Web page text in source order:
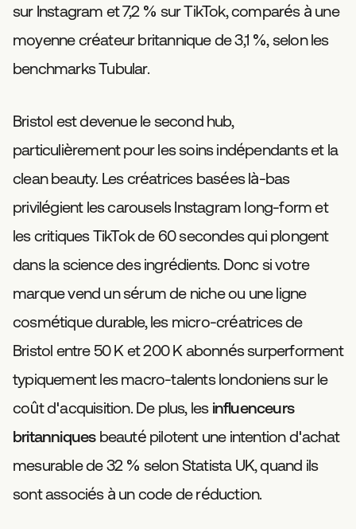
sur Instagram et 7,2 % sur TikTok, comparés à une
moyenne créateur britannique de 3,1 %, selon les
benchmarks Tubular.
Bristol est devenue le second hub,
particulièrement pour les soins indépendants et la
clean beauty. Les créatrices basées là-bas
privilégient les carousels Instagram long-form et
les critiques TikTok de 60 secondes qui plongent
dans la science des ingrédients. Donc si votre
marque vend un sérum de niche ou une ligne
cosmétique durable, les micro-créatrices de
Bristol entre 50 K et 200 K abonnés surperforment
typiquement les macro-talents londoniens sur le
coût d'acquisition. De plus, les influenceurs
britanniquesbeauté pilotent une intention d'achat
mesurable de 32 % selon Statista UK, quand ils
sont associés à un code de réduction.